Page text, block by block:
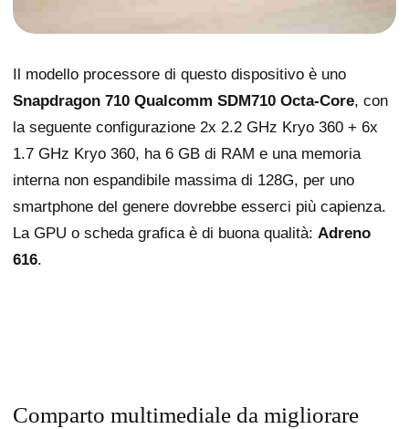
Il modello processore di questo dispositivo è uno
Snapdragon 710 Qualcomm SDM710 Octa-Core, con
la seguente configurazione 2x 2.2 GHz Kryo 360 + 6x
1.7 GHz Kryo 360, ha 6 GB di RAM e una memoria
interna non espandibile massima di 128G, per uno
smartphone del genere dovrebbe esserci più capienza.
La GPU o scheda grafica è di buona qualità: Adreno
616.
Comparto multimediale da migliorare